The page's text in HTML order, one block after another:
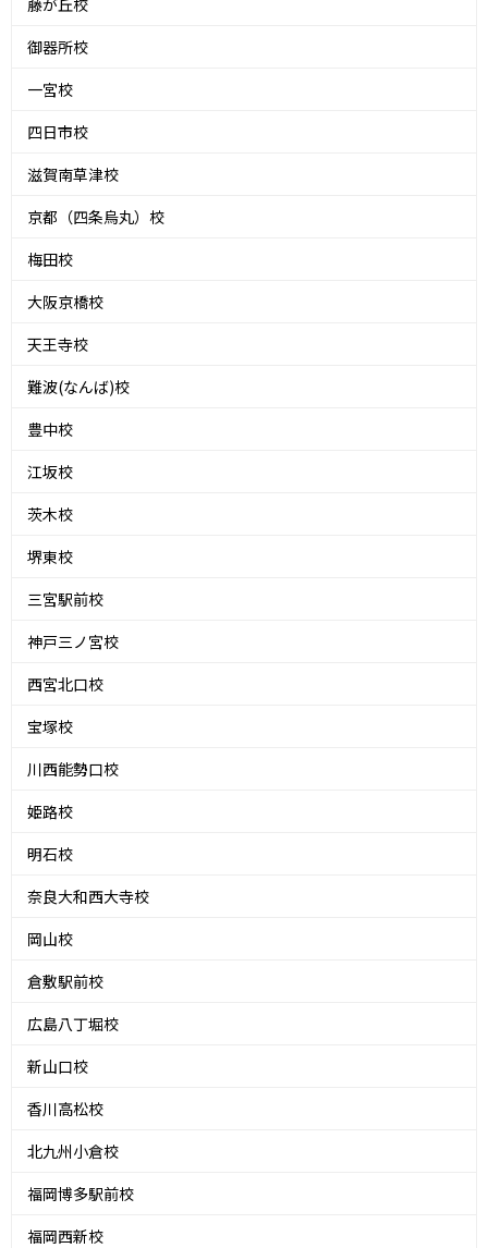
御器所校
一宮校
四日市校
滋賀南草津校
京都（四条烏丸）校
梅田校
大阪京橋校
天王寺校
難波(なんば)校
豊中校
江坂校
茨木校
堺東校
三宮駅前校
神戸三ノ宮校
西宮北口校
宝塚校
川西能勢口校
姫路校
明石校
奈良大和西大寺校
岡山校
倉敷駅前校
広島八丁堀校
新山口校
香川高松校
北九州小倉校
福岡博多駅前校
福岡西新校